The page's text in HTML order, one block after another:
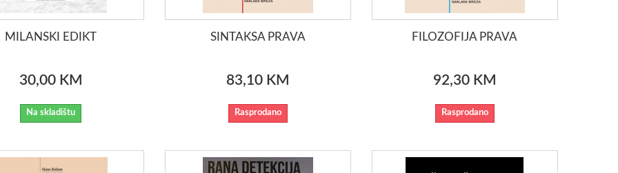
MILANSKI EDIKT
30,00 KM
Na skladištu
SINTAKSA PRAVA
83,10 KM
Rasprodano
FILOZOFIJA PRAVA
92,30 KM
Rasprodano